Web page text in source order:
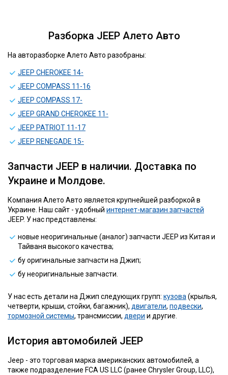
Разборка JEEP Алето Авто
На авторазборке Алето Авто разобраны:
JEEP CHEROKEE 14-
JEEP COMPASS 11-16
JEEP COMPASS 17-
JEEP GRAND CHEROKEE 11-
JEEP PATRIOT 11-17
JEEP RENEGADE 15-
Запчасти JEEP в наличии. Доставка по
Украине и Молдове.
Компания Алето Авто является крупнейшей разборкой в
Украине. Наш сайт - удобный интернет-магазин запчастей
JEEP. У нас представлены:
новые неоригинальные (аналог) запчасти JEEP из Китая и
Тайваня высокого качества;
бу оригинальные запчасти на Джип;
бу неоригинальные запчасти.
У нас есть детали на Джип следующих групп: кузова (крылья,
четверти, крыши, стойки, багажник), двигатели, подвески,
тормозной системы, трансмиссии, двери и другие.
История автомобилей JEEP
Jeep - это торговая марка американских автомобилей, а
также подразделение FCA US LLC (ранее Chrysler Group, LLC),